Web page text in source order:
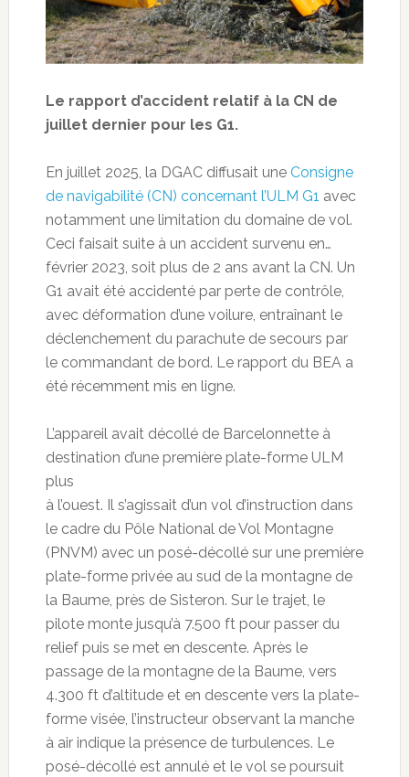
Le rapport d’accident relatif à la CN de
juillet dernier pour les G1.
En juillet 2025, la DGAC diffusait une Consigne
de navigabilité (CN) concernant l’ULM G1 avec
notamment une limitation du domaine de vol.
Ceci faisait suite à un accident survenu en…
février 2023, soit plus de 2 ans avant la CN. Un
G1 avait été accidenté par perte de contrôle,
avec déformation d’une voilure, entraînant le
déclenchement du parachute de secours par
le commandant de bord. Le rapport du BEA a
été récemment mis en ligne.
L’appareil avait décollé de Barcelonnette à
destination d’une première plate-forme ULM
plus
à l’ouest. Il s’agissait d’un vol d’instruction dans
le cadre du Pôle National de Vol Montagne
(PNVM) avec un posé-décollé sur une première
plate-forme privée au sud de la montagne de
la Baume, près de Sisteron. Sur le trajet, le
pilote monte jusqu’à 7.500 ft pour passer du
relief puis se met en descente. Après le
passage de la montagne de la Baume, vers
4.300 ft d’altitude et en descente vers la plate-
forme visée, l’instructeur observant la manche
à air indique la présence de turbulences. Le
posé-décollé est annulé et le vol se poursuit